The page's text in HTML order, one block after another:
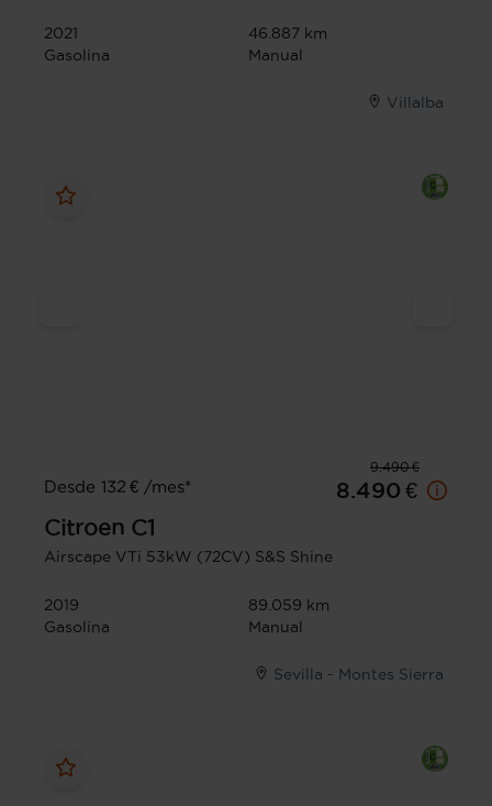
2021
46.887 km
Gasolina
Manual
Villalba
9.490 €
Desde 132 € /mes*
8.490 €
Citroen C1
Airscape VTi 53kW (72CV) S&S Shine
2019
89.059 km
Gasolina
Manual
Sevilla - Montes Sierra